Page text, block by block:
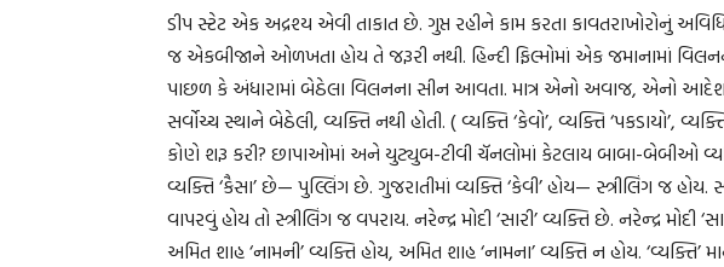
ડીપ સ્ટેટ એક અદ્રશ્ય એવી તાકાત છે. ગુપ્ત રહીને કામ કરતા કાવતરાખોરોનું
જ એકબીજાને ઓળખતા હોય તે જરૂરી નથી. હિન્દી ફિલ્મોમાં એક જમાનામાં
પાછળ કે અંધારામાં બેઠેલા વિલનના સીન આવતા. માત્ર એનો અવાજ, એનો
સર્વોચ્ચ સ્થાને બેઠેલી, વ્યક્તિ નથી હોતી. ( વ્યક્તિ ‘કેવો’, વ્યક્તિ ‘પકડાયો’,
કોણે શરૂ કરી? છાપાઓમાં અને યુટ્યુબ-ટીવી ચૅનલોમાં કેટલાય બાબા-બેબીઓ
વ્યક્તિ ‘કૈસા’ છે— પુલ્લિંગ છે. ગુજરાતીમાં વ્યક્તિ ‘કેવી’ હોય— સ્ત્રીલિંગ જ હોય.
વાપરવું હોય તો સ્ત્રીલિંગ જ વપરાય. નરેન્દ્ર મોદી ‘સારી’ વ્યક્તિ છે. નરેન્દ્ર
અમિત શાહ ‘નામની’ વ્યક્તિ હોય, અમિત શાહ ‘નામના’ વ્યક્તિ ન હોય.